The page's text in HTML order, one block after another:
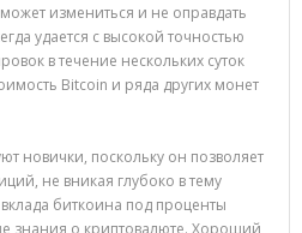
измениться и не оправдать
удается с высокой точностью
в течение нескольких суток
Bitcoin и ряда других монет
новички, поскольку он позволяет
не вникая глубоко в тему
биткоина под проценты
знания о криптовалюте. Хороший